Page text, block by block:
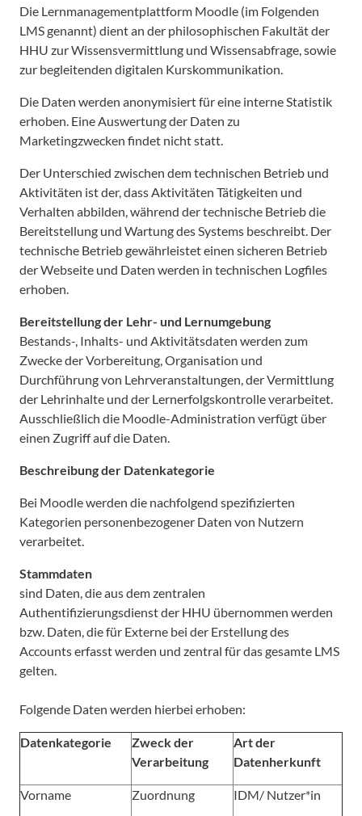
Die Lernmanagementplattform Moodle (im Folgenden
LMS genannt) dient an der philosophischen Fakultät der
HHU zur Wissensvermittlung und Wissensabfrage, sowie
zur begleitenden digitalen Kurskommunikation.
Die Daten werden anonymisiert für eine interne Statistik
erhoben. Eine Auswertung der Daten zu
Marketingzwecken findet nicht statt.
Der Unterschied zwischen dem technischen Betrieb und
Aktivitäten ist der, dass Aktivitäten Tätigkeiten und
Verhalten abbilden, während der technische Betrieb die
Bereitstellung und Wartung des Systems beschreibt. Der
technische Betrieb gewährleistet einen sicheren Betrieb
der Webseite und Daten werden in technischen Logfiles
erhoben.
Bereitstellung der Lehr- und Lernumgebung
Bestands-, Inhalts- und Aktivitätsdaten werden zum
Zwecke der Vorbereitung, Organisation und
Durchführung von Lehrveranstaltungen, der Vermittlung
der Lehrinhalte und der Lernerfolgskontrolle verarbeitet.
Ausschließlich die Moodle-Administration verfügt über
einen Zugriff auf die Daten.
Beschreibung der Datenkategorie
Bei Moodle werden die nachfolgend spezifizierten
Kategorien personenbezogener Daten von Nutzern
verarbeitet.
Stammdaten
sind Daten, die aus dem zentralen
Authentifizierungsdienst der HHU übernommen werden
bzw. Daten, die für Externe bei der Erstellung des
Accounts erfasst werden und zentral für das gesamte LMS
gelten.
Folgende Daten werden hierbei erhoben:
Datenkategorie
Zweck der
Verarbeitung
Art der
Datenherkunft
Vorname Zuordnung IDM/ Nutzer*in